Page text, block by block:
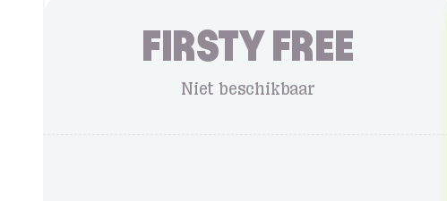
FIRSTY FREE
Niet beschikbaar